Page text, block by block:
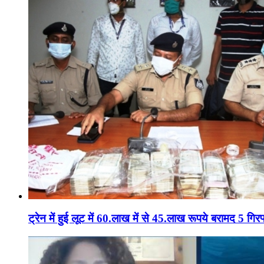
ट्रेन में हुई लूट में 60.लाख में से 45.लाख रूपये बरामद 5